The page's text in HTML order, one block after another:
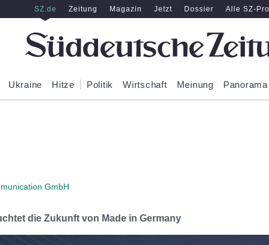
SZ.de Zeitung Magazin Jetzt Dossier Alle SZ-
Ukraine Hitze Politik Wirtschaft Meinung Panorama
GmbH
die Zukunft von Made in Germany